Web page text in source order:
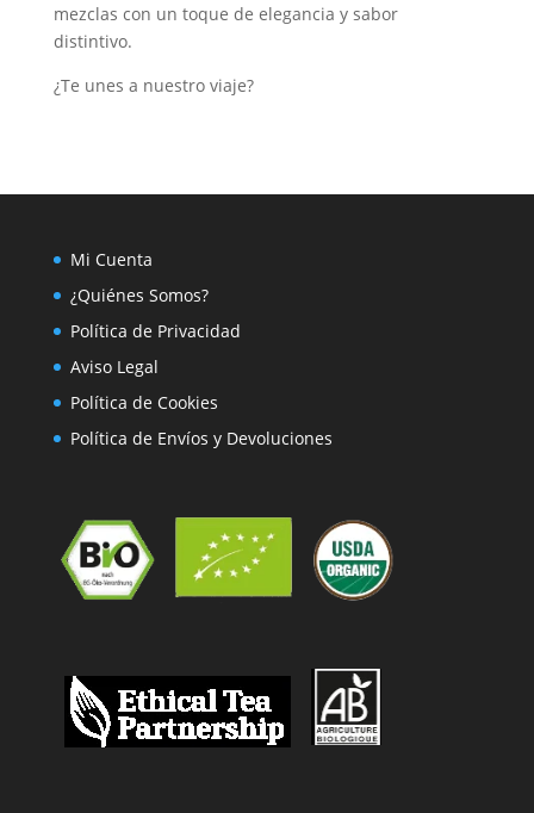
mezclas con un toque de elegancia y sabor
distintivo.
¿Te unes a nuestro viaje?
Mi Cuenta
¿Quiénes Somos?
Política de Privacidad
Aviso Legal
Política de Cookies
Política de Envíos y Devoluciones